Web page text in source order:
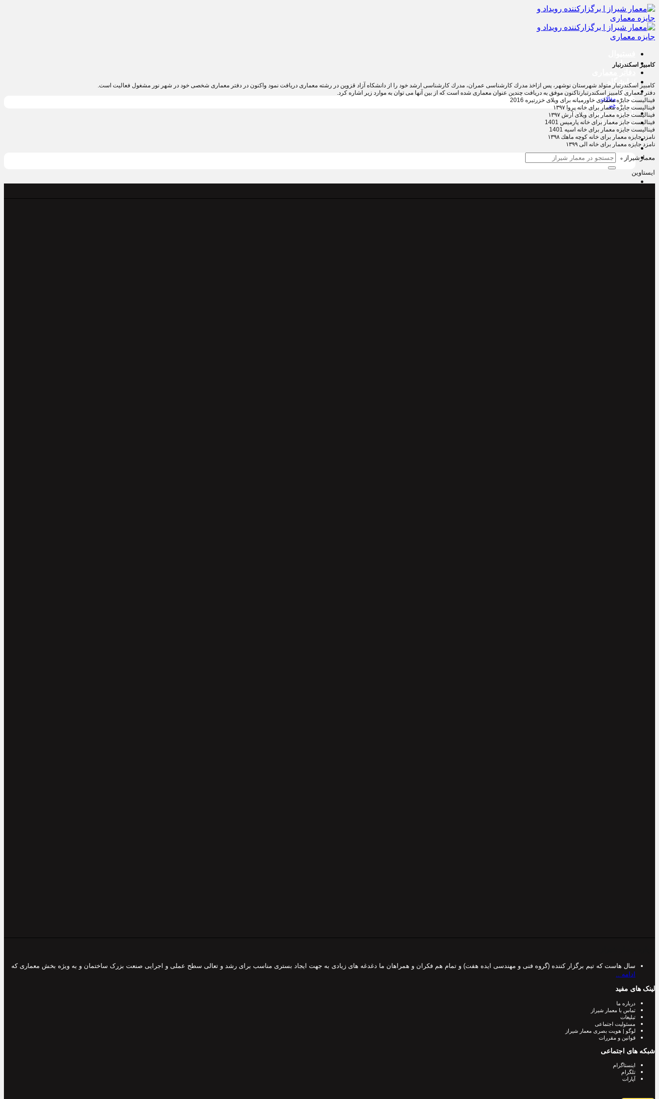
پرش
به
محتوا
معمار
نمایشگاه
رسانه
مقالات
خبر
تاریخچه معمار‌‌ شیراز
تماس با ما
جستجو
برای:
کامبیز اسکندرتبار
كامبيز اسكندرتبار متولد شهرستان نوشهر، پس ازاخذ مدرك كارشناسی عمران، مدرك كارشناسى ارشد خود را از دانشكاه آزاد قزوين در رشته معمارى دريافت نمود واكنون در دفتر معمارى شخصی خود در شهر نور مشغول فعاليت است.
دفتر معمارى كامبيز اسكندرتبارتاكنون موفق به دریافت چندین عنوان معماری شده است که از بین آنها می توان به موارد زیر اشاره کرد.
فيناليست جايزه معمارى خاورميانه براى ويلاى خزرتيره 2016
فيناليست جايزه معمار براى خانه پروا ١٣٩٧
فيناليست جايزه معمار براى ويلاى آرش ١٣٩٧
فيناليست جايز معمار براى خانه پارميس 1401
فيناليست جايزه معمار براى خانه اسيه 1401
نامزد جايزه معمار براى خانه كوچه ماهك ١٣٩٨
نامزد جايزه معمار براى خانه الى ١٣٩٩
معمارشیراز
ایستاوین
سال هاست که تیم برگزار کننده (گروه فنی و مهندسی ایده هفت) و تمام هم فکران و همراهان ما دغدغه های زیادی به جهت ایجاد بستری مناسب برای رشد و تعالی سطح عملی و اجرایی صنعت بزرک ساختمان و به ویژه بخش معماری که
ادامه ..
لینک های مفید
درباره ما
تماس با معمار شیراز
تبلیغات
مسئولیت اجتماعی
لوگو | هویت بصری معمار شیراز
قوانین و مقررات
شبکه های اجتماعی
اینستاگرام
تلگرام
آپارات